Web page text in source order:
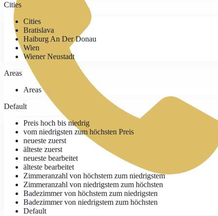
Cities
Cities
Bratislava
Haiburg An Der Donau
Wien
Wiener Neustadt
Areas
Areas
Default
Preis hoch bis niedrig
vom niedrigsten zum höchsten Preis
neueste zuerst
älteste zuerst
neueste bearbeitet
älteste bearbeitet
Zimmeranzahl von höchstem zum niedrigstem
Zimmeranzahl von niedrigstem zum höchsten
Badezimmer von höchstem zum niedrigsten
Badezimmer von niedrigstem zum höchsten
Default